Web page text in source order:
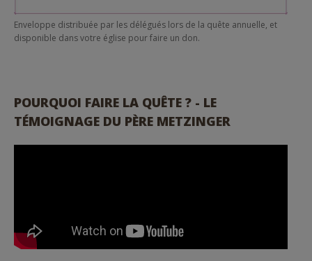
Enveloppe distribuée par les délégués lors de la quête annuelle, et
disponible dans votre église pour faire un don.
POURQUOI FAIRE LA QUÊTE ? - LE
TÉMOIGNAGE DU PÈRE METZINGER